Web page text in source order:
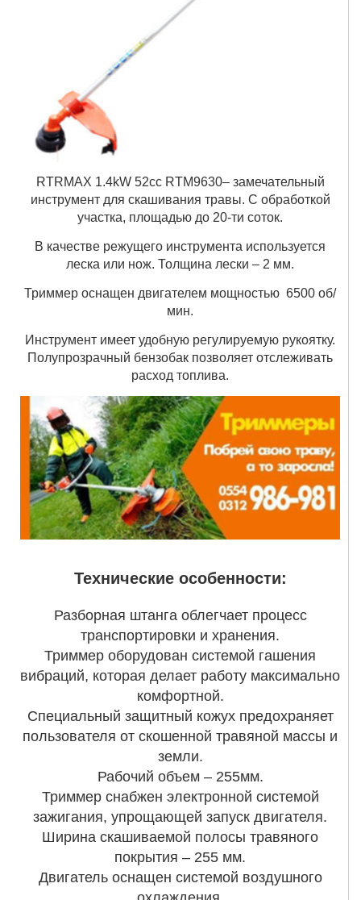
RTRMAX 1.4kW 52cc RTM9630– замечательный
инструмент для скашивания травы. С обработкой
участка, площадью до 20-ти соток.
В качестве режущего инструмента используется
леска или нож. Толщина лески – 2 мм.
Триммер оснащен двигателем мощностью 6500 об/
мин.
Инструмент имеет удобную регулируемую рукоятку.
Полупрозрачный бензобак позволяет отслеживать
расход топлива.
Технические особенности:
Разборная штанга облегчает процесс
транспортировки и хранения.
Триммер оборудован системой гашения
вибраций, которая делает работу максимально
комфортной.
Специальный защитный кожух предохраняет
пользователя от скошенной травяной массы и
земли.
Рабочий объем – 255мм.
Триммер снабжен электронной системой
зажигания, упрощающей запуск двигателя.
Ширина скашиваемой полосы травяного
покрытия – 255 мм.
Двигатель оснащен системой воздушного